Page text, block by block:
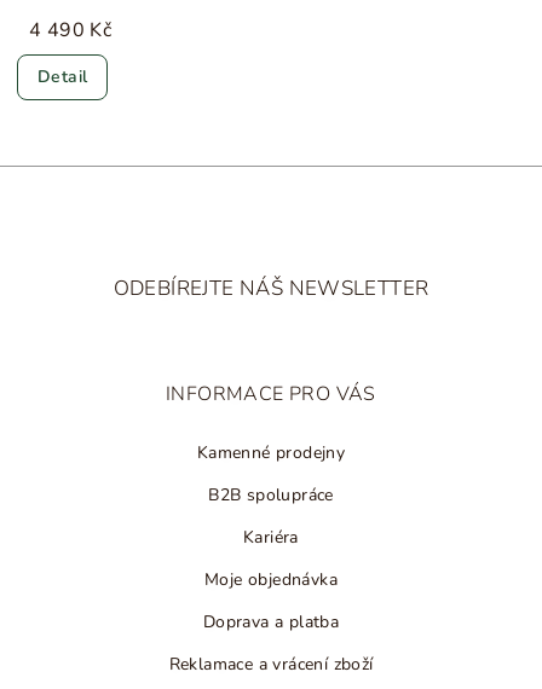
4 490 Kč
Detail
ODEBÍREJTE NÁŠ NEWSLETTER
INFORMACE PRO VÁS
Kamenné prodejny
B2B spolupráce
Kariéra
Moje objednávka
Doprava a platba
Reklamace a vrácení zboží